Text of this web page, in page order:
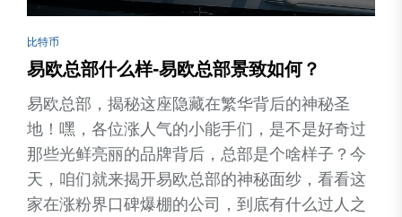
比特币
易欧总部什么样-易欧总部景致如何？
易欧总部，揭秘这座隐藏在繁华背后的神秘圣
地！嘿，各位涨人气的小能手们，是不是好奇过
那些光鲜亮丽的品牌背后，总部是个啥样子？今
天，咱们就来揭开易欧总部的神秘面纱，看看这
家在涨粉界口碑爆棚的公司，到底有什么过人之